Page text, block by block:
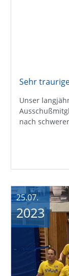
Sehr
Unser
nach
25.07.
2023